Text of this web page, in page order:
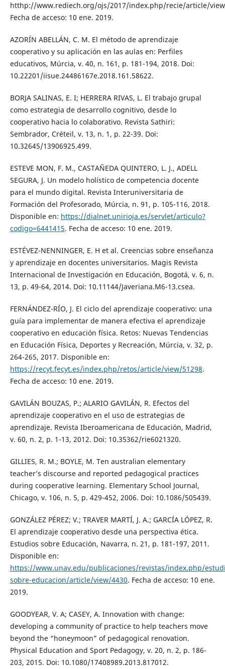
htthp://www.rediech.org/ojs/2017/index.php/recie/article/
Fecha de acceso: 10 ene. 2019.
AZORÍN ABELLÁN, C. M. El método de aprendizaje
cooperativo y su aplicación en las aulas en: Perfiles
educativos, Múrcia, v. 40, n. 161, p. 181-194, 2018. Doi:
10.22201/iisue.24486167e.2018.161.58622.
BORJA SALINAS, E. I; HERRERA RIVAS, L. El trabajo grupal
como estrategia de desarrollo cognitivo, desde lo
cooperativo hacia lo colaborativo. Revista Sathiri:
Sembrador, Créteil, v. 13, n. 1, p. 22-39. Doi:
10.32645/13906925.499.
ESTEVE MON, F. M., CASTAÑEDA QUINTERO, L. J., ADELL
SEGURA, J. Un modelo holístico de competencia docente
para el mundo digital. Revista Interuniversitaria de
Formación del Profesorado, Múrcia, n. 91, p. 105-116, 2018.
Disponible en: https://dialnet.unirioja.es/servlet/articulo?
codigo=6441415. Fecha de acceso: 10 ene. 2019.
ESTÉVEZ-NENNINGER, E. H et al. Creencias sobre enseñanza
y aprendizaje en docentes universitarios. Magis Revista
Internacional de Investigación en Educación, Bogotá, v. 6, n.
13, p. 49-64, 2014. Doi: 10.11144/Javeriana.M6-13.csea.
FERNÁNDEZ-RÍO, J. El ciclo del aprendizaje cooperativo: una
guía para implementar de manera efectiva el aprendizaje
cooperativo en educación física. Retos: Nuevas Tendencias
en Educación Física, Deportes y Recreación, Múrcia, v. 32, p.
264-265, 2017. Disponible en:
https://recyt.fecyt.es/index.php/retos/article/view/51298.
Fecha de acceso: 10 ene. 2019.
GAVILÁN BOUZAS, P.; ALARIO GAVILÁN, R. Efectos del
aprendizaje cooperativo en el uso de estrategias de
aprendizaje. Revista Iberoamericana de Educación, Madrid,
v. 60, n. 2, p. 1-13, 2012. Doi: 10.35362/rie6021320.
GILLIES, R. M.; BOYLE, M. Ten australian elementary
teacher’s discourse and reported pedagogical practices
during cooperative learning. Elementary School Journal,
Chicago, v. 106, n. 5, p. 429-452, 2006. Doi: 10.1086/505439.
GONZÁLEZ PÉREZ; V.; TRAVER MARTÍ, J. A.; GARCÍA LÓPEZ, R.
El aprendizaje cooperativo desde una perspectiva ética.
Estudios sobre Educación, Navarra, n. 21, p. 181-197, 2011.
Disponible en:
https://www.unav.edu/publicaciones/revistas/index.php/
sobre-educacion/article/view/4430. Fecha de acceso: 10 ene.
2019.
GOODYEAR, V. A; CASEY, A. Innovation with change:
developing a community of practice to help teachers move
beyond the “honeymoon” of pedagogical renovation.
Physical Education and Sport Pedagogy, v. 20, n. 2, p. 186-
203, 2015. Doi: 10.1080/17408989.2013.817012.